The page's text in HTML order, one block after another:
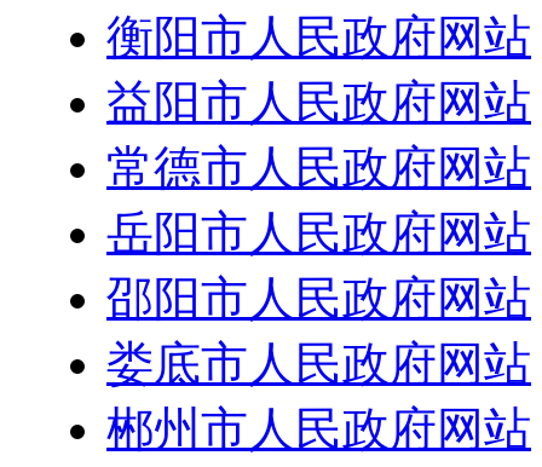
衡阳市人民政府网站
益阳市人民政府网站
常德市人民政府网站
岳阳市人民政府网站
邵阳市人民政府网站
娄底市人民政府网站
郴州市人民政府网站